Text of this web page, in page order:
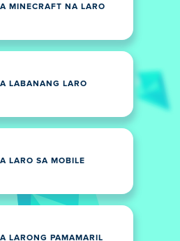
MINECRAFT NA LARO
LABANANG LARO
LARO SA MOBILE
LARONG PAMAMARIL